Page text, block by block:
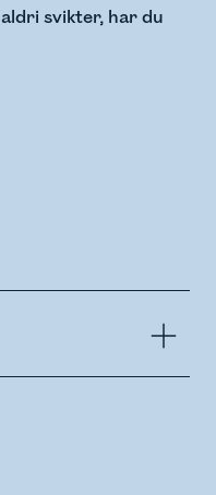
svikter, har du